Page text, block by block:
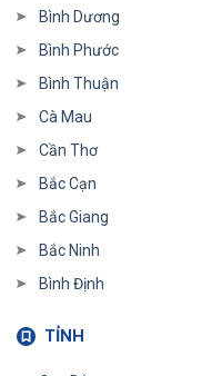
Bình Dương
Bình Phước
Bình Thuận
Cà Mau
Cần Thơ
Bắc Cạn
Bắc Giang
Bắc Ninh
Bình Định
TỈNH